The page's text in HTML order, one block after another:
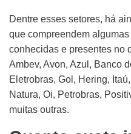
Dentre esses setores, há
que compreendem
conhecidas e presentes no
Ambev, Avon, Azul, Banco
Eletrobras, Gol, Hering,
Natura, Oi, Petrobras,
muitas outras.